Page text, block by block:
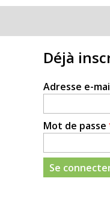
principaux
Déjà
Adresse e-
Mot de passe